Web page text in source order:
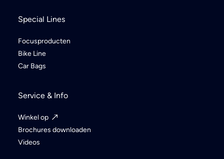
Special Lines
Focusproducten
Bike Line
Car Bags
Service & Info
Winkel op
Brochures downloaden
Videos